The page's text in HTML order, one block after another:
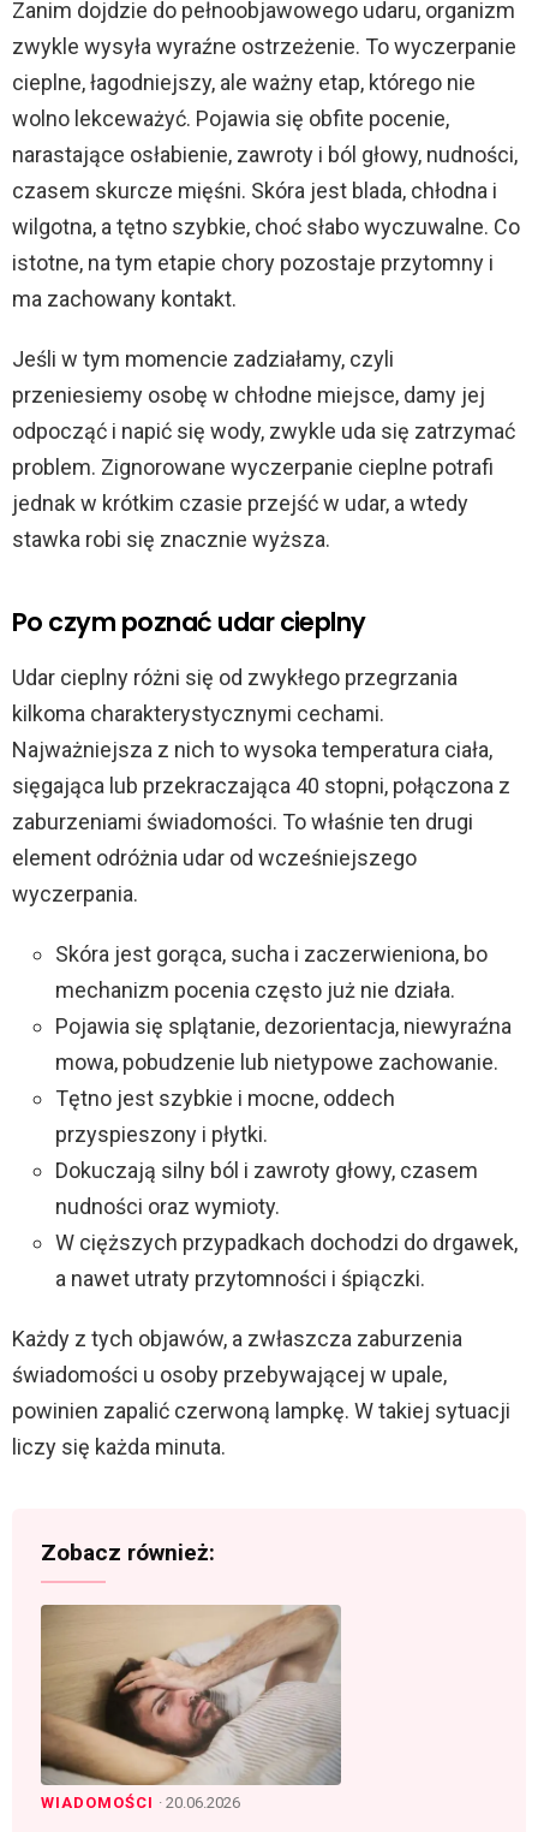
Zanim dojdzie do pełnoobjawowego udaru, organizm
zwykle wysyła wyraźne ostrzeżenie. To wyczerpanie
cieplne, łagodniejszy, ale ważny etap, którego nie
wolno lekceważyć. Pojawia się obfite pocenie,
narastające osłabienie, zawroty i ból głowy, nudności,
czasem skurcze mięśni. Skóra jest blada, chłodna i
wilgotna, a tętno szybkie, choć słabo wyczuwalne. Co
istotne, na tym etapie chory pozostaje przytomny i
ma zachowany kontakt.
Jeśli w tym momencie zadziałamy, czyli
przeniesiemy osobę w chłodne miejsce, damy jej
odpocząć i napić się wody, zwykle uda się zatrzymać
problem. Zignorowane wyczerpanie cieplne potrafi
jednak w krótkim czasie przejść w udar, a wtedy
stawka robi się znacznie wyższa.
Po czym poznać udar cieplny
Udar cieplny różni się od zwykłego przegrzania
kilkoma charakterystycznymi cechami.
Najważniejsza z nich to wysoka temperatura ciała,
sięgająca lub przekraczająca 40 stopni, połączona z
zaburzeniami świadomości. To właśnie ten drugi
element odróżnia udar od wcześniejszego
wyczerpania.
Skóra jest gorąca, sucha i zaczerwieniona, bo
mechanizm pocenia często już nie działa.
Pojawia się splątanie, dezorientacja, niewyraźna
mowa, pobudzenie lub nietypowe zachowanie.
Tętno jest szybkie i mocne, oddech
przyspieszony i płytki.
Dokuczają silny ból i zawroty głowy, czasem
nudności oraz wymioty.
W cięższych przypadkach dochodzi do drgawek,
a nawet utraty przytomności i śpiączki.
Każdy z tych objawów, a zwłaszcza zaburzenia
świadomości u osoby przebywającej w upale,
powinien zapalić czerwoną lampkę. W takiej sytuacji
liczy się każda minuta.
Zobacz również:
WIADOMOŚCI · 20.06.2026